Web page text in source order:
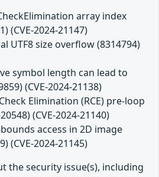
array index
(CVE-2024-21147)
UTF8 size overflow (8314794)
symbol length can lead to
(CVE-2024-21138)
Elimination (RCE) pre-loop
(CVE-2024-21140)
access in 2D image
(CVE-2024-21145)
the security issue(s), including